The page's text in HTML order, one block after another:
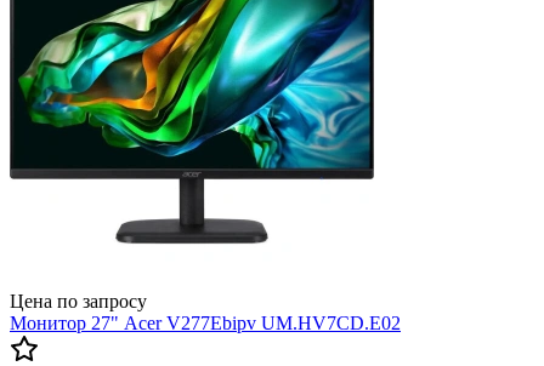
Цена по запросу
Монитор 27" Acer V277Ebipv UM.HV7CD.E02